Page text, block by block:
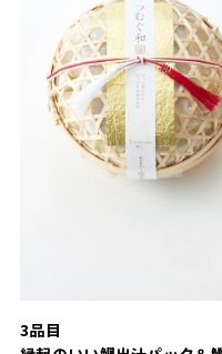
3品目